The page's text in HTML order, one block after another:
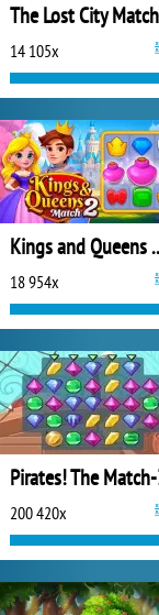
The Lost City Match
14 105x
Kings
18 954x
Pirates! The
200 420x